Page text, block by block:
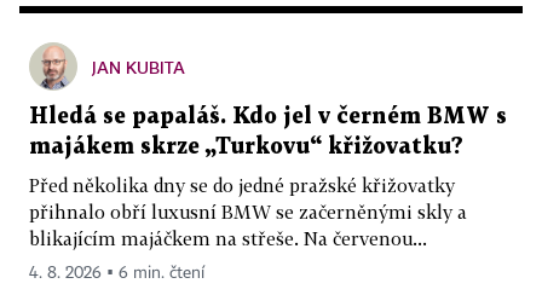
JAN KUBITA
Hledá se papaláš. Kdo jel v černém BMW s
majákem skrze „Turkovu“ křižovatku?
Před několika dny se do jedné pražské křižovatky
přihnalo obří luxusní BMW se začerněnými skly a
blikajícím majáčkem na střeše. Na červenou...
4. 8. 2026 ▪ 6 min. čtení